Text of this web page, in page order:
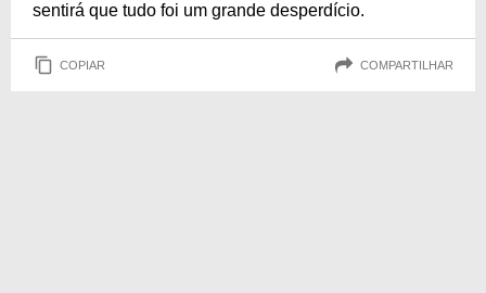
sentirá que tudo foi um grande desperdício.
COPIAR COMPARTILHAR